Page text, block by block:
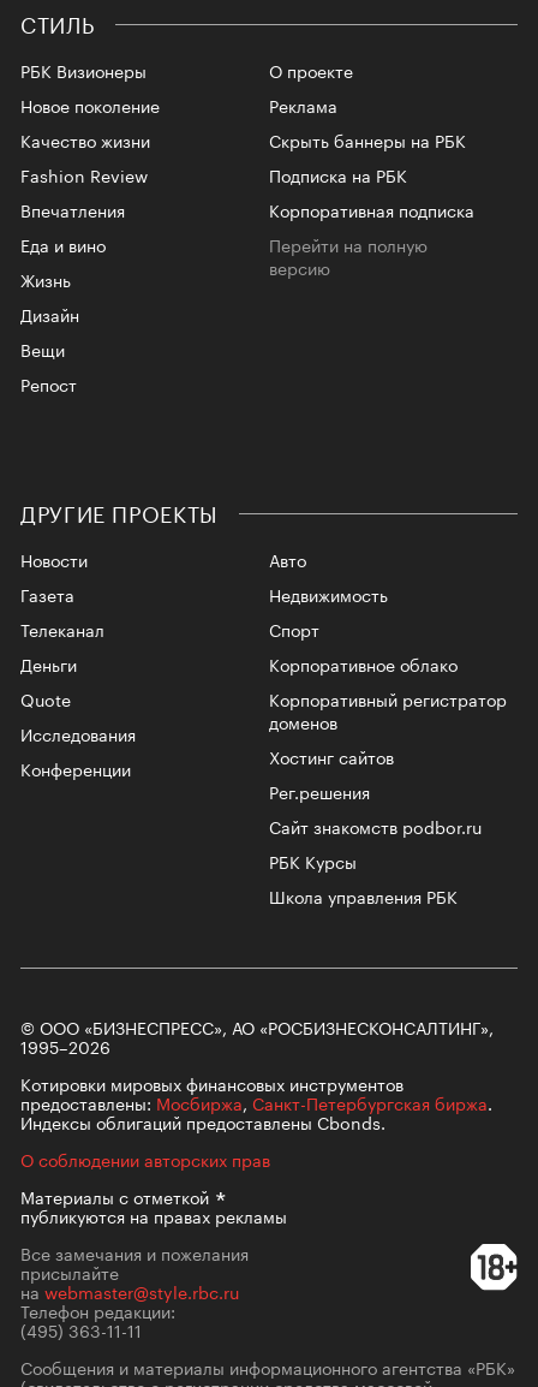
СТИЛЬ
РБК Визионеры
Новое поколение
Качество жизни
Fashion Review
Впечатления
Еда и вино
Жизнь
Дизайн
Вещи
Репост
О проекте
Реклама
Скрыть баннеры на РБК
Подписка на РБК
Корпоративная подписка
Перейти на полную
версию
ДРУГИЕ ПРОЕКТЫ
Новости
Газета
Телеканал
Авто
Недвижимость
Спорт
Корпоративное облако
Корпоративный регистратор
доменов
Хостинг сайтов
Рег.решения
Сайт знакомств podbor.ru
РБК Курсы
Школа управления РБК
Деньги
Quote
Исследования
Конференции
© ООО «БИЗНЕСПРЕСС», АО «РОСБИЗНЕСКОНСАЛТИНГ»,
1995–2026
Котировки мировых финансовых инструментов
предоставлены: Мосбиржа, Санкт-Петербургская биржа.
Индексы облигаций предоставлены Cbonds.
О соблюдении авторских прав
Материалы сотметкой
публикуются на правах рекламы
Все замечания и пожелания
присылайте
на webmaster@style.rbc.ru
Телефон редакции:
(495) 363-11-11
Сообщения и материалы информационного агентства «РБК»